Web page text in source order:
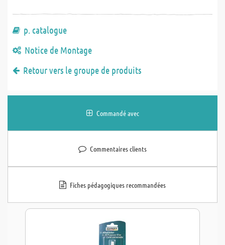
p. catalogue
Notice de Montage
Retour vers le groupe de produits
Commandé avec
Commentaires clients
Fiches pédagogiques recommandées